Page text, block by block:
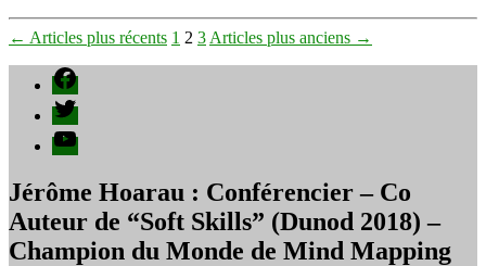
Pagination
des
publications
← Articles plus récents 1 2 3 Articles plus anciens →
Facebook
Twitter
YouTube
Jérôme Hoarau : Conférencier – Co
Auteur de “Soft Skills” (Dunod 2018) –
Champion du Monde de Mind Mapping